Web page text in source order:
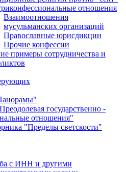
отношения
Взаимоотношения
мусульманских организаций
Православные юрисдикции
Прочие конфессии
примеры сотрудничества и
государственно -
отношения"
"Пределы светскости"
с ИНН и другими